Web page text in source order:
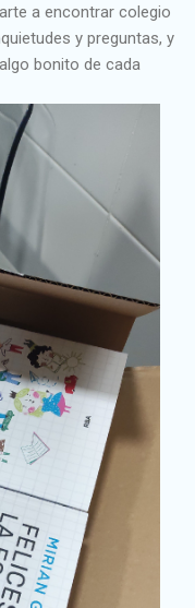
a encontrar colegio
y preguntas, y
bonito de cada